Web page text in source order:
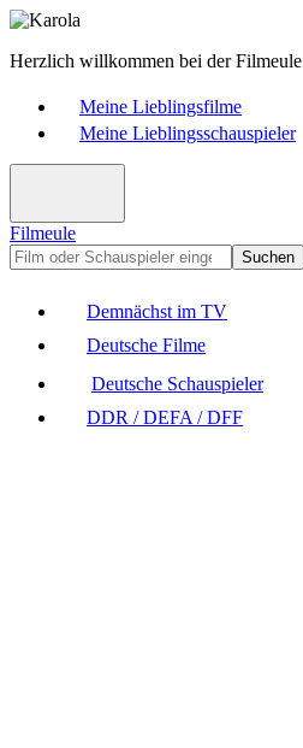
Herzlich willkommen bei der Filmeule
Meine Lieblingsfilme
Meine Lieblingsschauspieler
Filmeule
Suchen
Demnächst im TV
Deutsche Filme
Deutsche Schauspieler
DDR / DEFA / DFF